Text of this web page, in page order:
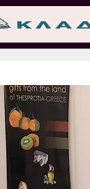
Σωματεία